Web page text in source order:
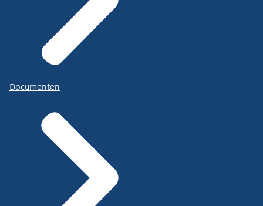
Documenten